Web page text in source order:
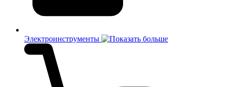
Электроинструменты